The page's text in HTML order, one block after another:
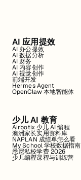
AI 应用提效
AI 办公提效
AI 数据分析
AI 财务
AI 内容创作
AI 视觉创作
前端开发
Hermes Agent
OpenClaw 本地智能体
少儿 AI 教育
Airbotix 少儿 AI 编程
澳洲家长实用资料库
NAPLAN 成绩单怎么看
My School 学校数据指南
悉尼私校学费 2026
少儿编程课程与训练营